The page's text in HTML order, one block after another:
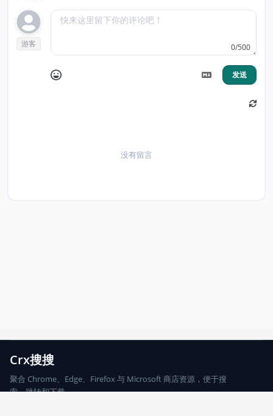
游客 0/500
发送
没有留言
Crx搜搜
聚合 Chrome、Edge、Firefox 与 Microsoft 商店资源，便于搜
索、跳转和下载。